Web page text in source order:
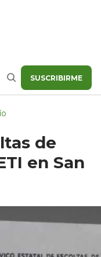
Buscar SUSCRIBIRME
de
en San